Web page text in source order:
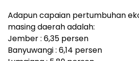
Adapun capaian pertumbuhan
masing daerah adalah:
Jember : 6,35 persen
Banyuwangi : 6,14 persen